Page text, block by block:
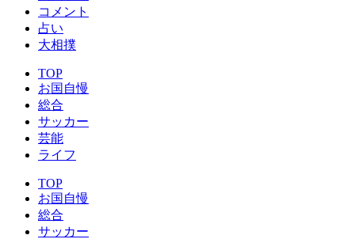
コメント
占い
大相撲
TOP
お国自慢
総合
サッカー
芸能
ライフ
TOP
お国自慢
総合
サッカー